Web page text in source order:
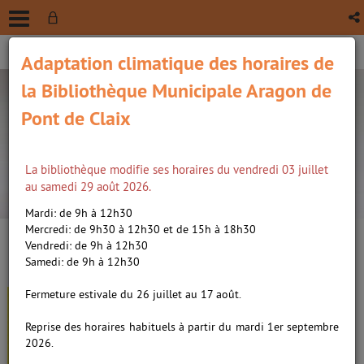
recherche avancée
Quatre filles et un jean 01
Quatre filles et un jean /
Adaptation climatique des horaires de
la Bibliothèque Municipale Aragon de
Pont de Claix
La bibliothèque modifie ses horaires du vendredi 03 juillet
au samedi 29 août 2026.
Mardi: de 9h à 12h30
Mercredi: de 9h30 à 12h30 et de 15h à 18h30
Vendredi: de 9h à 12h30
Samedi: de 9h à 12h30
Fermeture estivale du 26 juillet au 17 août.
Reprise des horaires habituels à partir du mardi 1er septembre
2026.